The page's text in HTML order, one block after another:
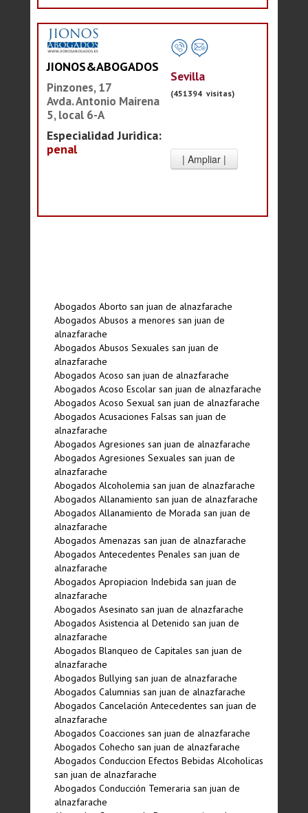
JIONOS&ABOGADOS
Pinzones, 17
Avda. Antonio Mairena
5, local 6-A
Especialidad Juridica:
penal
Sevilla
(451394 visitas)
Abogados Aborto san juan de alnazfarache
Abogados Abusos a menores san juan de
alnazfarache
Abogados Abusos Sexuales san juan de
alnazfarache
Abogados Acoso san juan de alnazfarache
Abogados Acoso Escolar san juan de alnazfarache
Abogados Acoso Sexual san juan de alnazfarache
Abogados Acusaciones Falsas san juan de
alnazfarache
Abogados Agresiones san juan de alnazfarache
Abogados Agresiones Sexuales san juan de
alnazfarache
Abogados Alcoholemia san juan de alnazfarache
Abogados Allanamiento san juan de alnazfarache
Abogados Allanamiento de Morada san juan de
alnazfarache
Abogados Amenazas san juan de alnazfarache
Abogados Antecedentes Penales san juan de
alnazfarache
Abogados Apropiacion Indebida san juan de
alnazfarache
Abogados Asesinato san juan de alnazfarache
Abogados Asistencia al Detenido san juan de
alnazfarache
Abogados Blanqueo de Capitales san juan de
alnazfarache
Abogados Bullying san juan de alnazfarache
Abogados Calumnias san juan de alnazfarache
Abogados Cancelación Antecedentes san juan de
alnazfarache
Abogados Coacciones san juan de alnazfarache
Abogados Cohecho san juan de alnazfarache
Abogados Conduccion Efectos Bebidas Alcoholicas
san juan de alnazfarache
Abogados Conducción Temeraria san juan de
alnazfarache